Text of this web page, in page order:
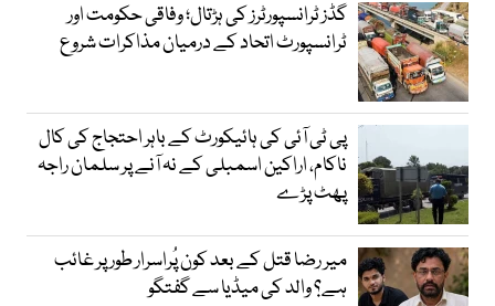
گڈز ٹرانسپورٹرز کی ہڑتال؛ وفاقی حکومت اور
ٹرانسپورٹ اتحاد کے درمیان مذاکرات شروع
پی ٹی آئی کی ہائیکورٹ کے باہر احتجاج کی کال
ناکام، اراکین اسمبلی کے نہ آنے پر سلمان راجہ
پھٹ پڑے
میر رضا قتل کے بعد کون پُراسرار طور پر غائب
ہے؟ والد کی میڈیا سے گفتگو